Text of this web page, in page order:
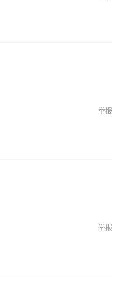
夹点击》属性》安全
可安装phpwind
一次就行了，千万不要多
名。
举报
举报